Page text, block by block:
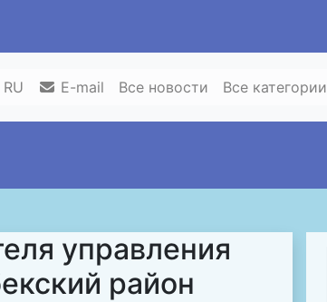
RU E-mail Все новости Все категории
управления
район